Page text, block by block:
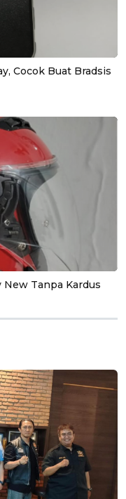
Cocok Buat Bradsis
New Tanpa Kardus